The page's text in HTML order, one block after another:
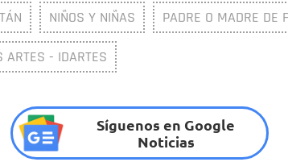
NIÑOS Y NIÑAS PADRE O MADRE DE
ARTES - IDARTES
Síguenos en Google
Noticias